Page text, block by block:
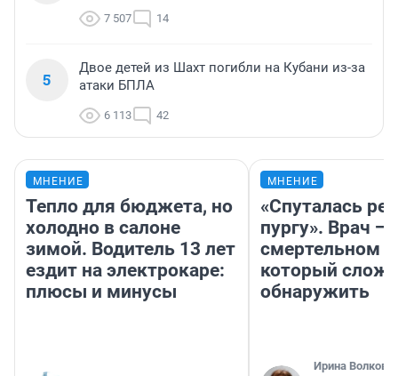
7 507 14
5
Двое детей из Шахт погибли на Кубани из-за
атаки БПЛА
6 113 42
МНЕНИЕ
Тепло для бюджета, но
холодно в салоне
зимой. Водитель 13 лет
ездит на электрокаре:
плюсы и минусы
МНЕНИЕ
«Спуталась
пургу». Врач —
смертельном
который
обнаружить
Ирина Волкова